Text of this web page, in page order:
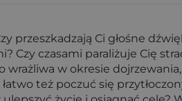
przeszkadzają Ci głośne
Czy czasami paraliżuje Cię
w okresie
też poczuć się